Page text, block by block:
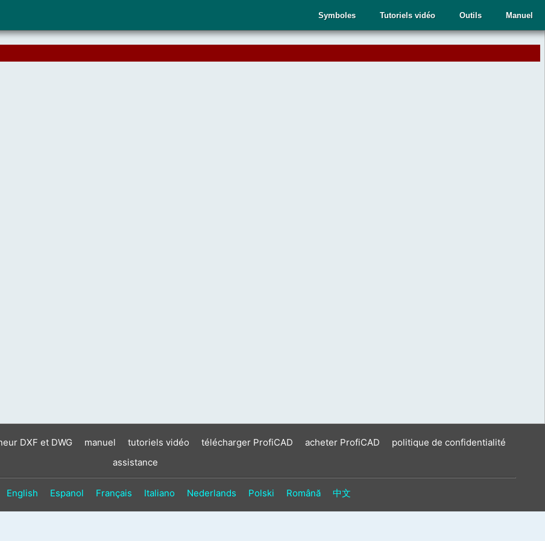
Manuel
Outils
Tutoriels vidéo
Symboles
DXF et DWG manuel tutoriels vidéo télécharger ProfiCAD acheter ProfiCAD
politique de confidentialité
assistance
English Espanol Français Italiano Nederlands Polski Română 中文